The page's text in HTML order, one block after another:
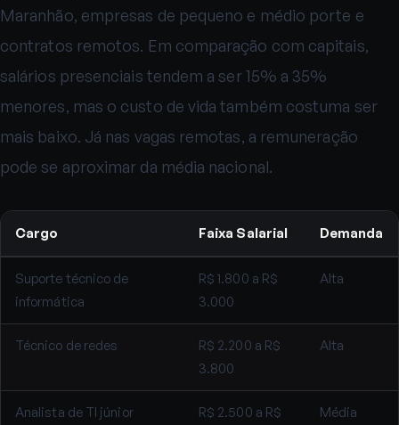
Maranhão, empresas de pequeno e médio porte e
contratos remotos. Em comparação com capitais,
salários presenciais tendem a ser 15% a 35%
menores, mas o custo de vida também costuma ser
mais baixo. Já nas vagas remotas, a remuneração
pode se aproximar da média nacional.
Cargo Faixa Salarial Demanda
Suporte técnico de
informática
R$ 1.800 a R$
3.000
Alta
Técnico de redes
R$ 2.200 a R$
3.800
Alta
Analista de TI júnior
R$ 2.500 a R$
Média